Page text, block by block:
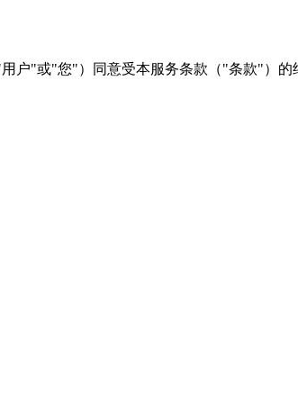
户"或"您"）同意受本服务条款（"条款"）